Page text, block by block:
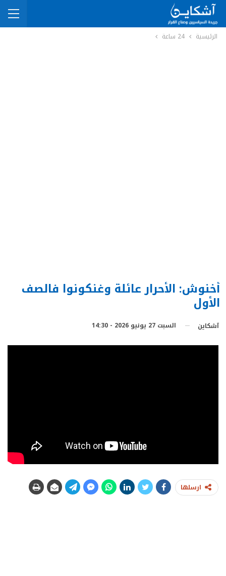
الرئيسية 24 ساعة
أخنوش: الأحرار عائلة وغنكونوا فالصف
الأول
آشكاين السبت 27 يونيو 2026 - 14:30
ارسلها